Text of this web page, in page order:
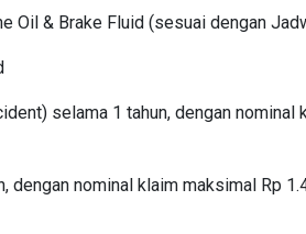
Oil & Brake Fluid (sesuai dengan
selama 1 tahun, dengan nominal
dengan nominal klaim maksimal Rp